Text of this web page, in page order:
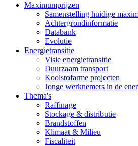
Maximumprijzen
Samenstelling huidige
Achtergrondinformatie
Databank
Evolutie
Energietransitie
Visie energietransitie
Duurzaam transport
Koolstofarme projecten
Jonge werknemers in de
Thema's
Raffinage
Stockage & distributie
Brandstoffen
Klimaat & Milieu
Fiscaliteit